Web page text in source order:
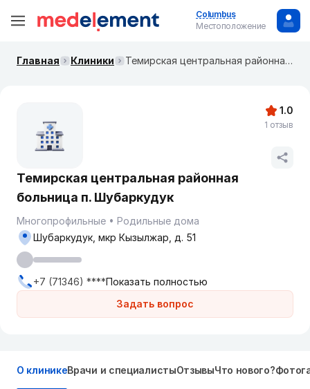
Columbus
Местоположение
Главная Клиники Темирская центральная районная больница п. Шубаркудук
Темирская центральная районная
больница п. Шубаркудук
Многопрофильные Родильные дома
Задать вопрос
Шубаркудук, мкр Кызылжар, д. 51
+7 (71346) ****Показать полностью
1.0
1 отзыв
О клиникеВрачи и специалистыОтзывыЧто нового?